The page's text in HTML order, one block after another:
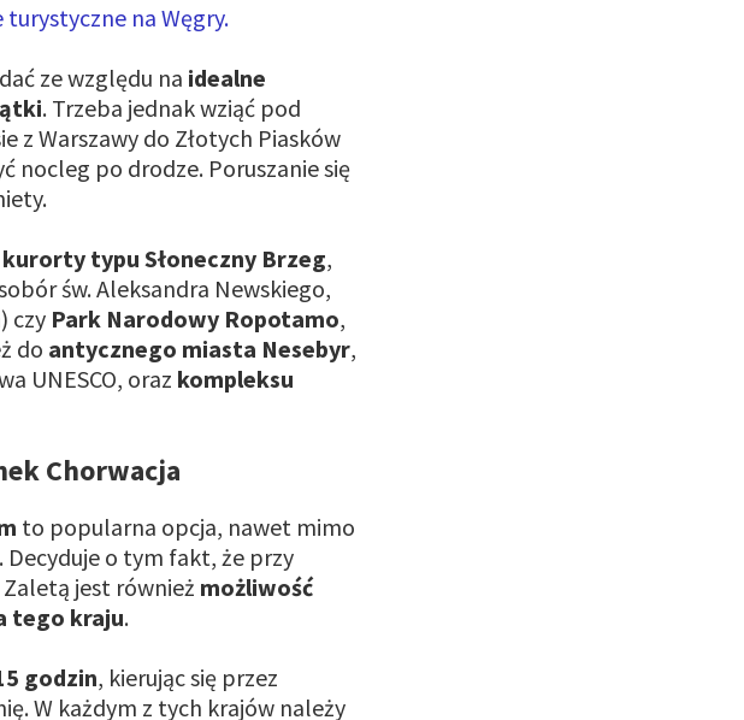
turystyczne na Węgry.
ze względu na idealne
. Trzeba jednak wziąć pod
z Warszawy do Złotych Piasków
nocleg po drodze. Poruszanie się
kurorty typu Słoneczny Brzeg,
św. Aleksandra Newskiego,
czy Park Narodowy Ropotamo,
do antycznego miasta Nesebyr,
UNESCO, oraz kompleksu
Chorwacja
to popularna opcja, nawet mimo
o tym fakt, że przy
Zaletą jest również możliwość
tego kraju.
godzin, kierując się przez
W każdym z tych krajów należy